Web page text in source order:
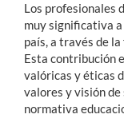
English
Los profesionales
muy significativa
país, a través de
Esta contribución
valóricas y éticas
valores y visión de
normativa